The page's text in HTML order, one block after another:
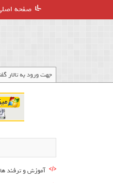
صفحه
جهت ورود به تالار
آموزش و ترفند ها